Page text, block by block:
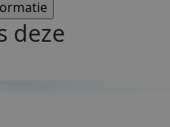
deze